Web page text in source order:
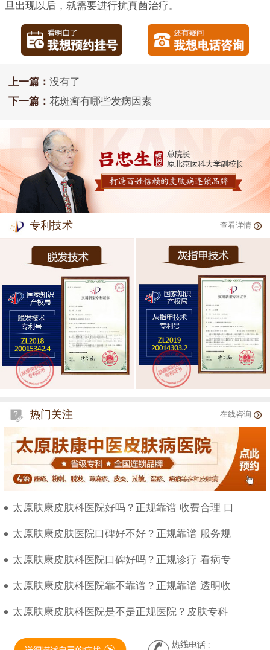
旦出现以后，就需要进行抗真菌治疗。
上一篇： 没有了
下一篇： 花斑癣有哪些发病因素
专利技术 查看详情
热门关注 在线咨询
太原肤康皮肤科医院好吗？正规靠谱 收费合理 口
太原肤康皮肤医院口碑好不好？正规靠谱 服务规
太原肤康皮肤科医院口碑好吗？正规诊疗 看病专
太原肤康皮肤科医院靠不靠谱？正规靠谱 透明收
太原肤康皮肤科医院是不是正规医院？皮肤专科